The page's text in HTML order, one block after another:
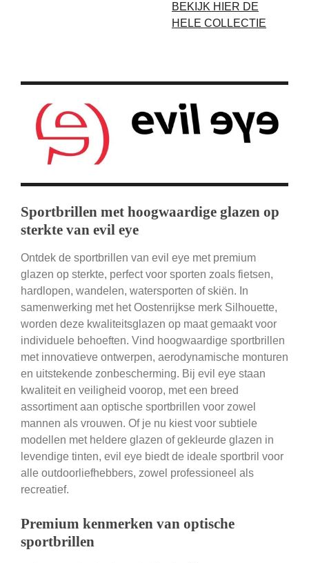
BEKIJK HIER DE
HELE COLLECTIE
Sportbrillen met hoogwaardige glazen op
sterkte van evil eye
Ontdek de sportbrillen van evil eye met premium
glazen op sterkte, perfect voor sporten zoals fietsen,
hardlopen, wandelen, watersporten of skiën. In
samenwerking met het Oostenrijkse merk Silhouette,
worden deze kwaliteitsglazen op maat gemaakt voor
individuele behoeften. Vind hoogwaardige sportbrillen
met innovatieve ontwerpen, aerodynamische monturen
en uitstekende zonbescherming. Bij evil eye staan
kwaliteit en veiligheid voorop, met een breed
assortiment aan optische sportbrillen voor zowel
mannen als vrouwen. Of je nu kiest voor subtiele
modellen met heldere glazen of gekleurde glazen in
levendige tinten, evil eye biedt de ideale sportbril voor
alle outdoorliefhebbers, zowel professioneel als
recreatief.
Premium kenmerken van optische
sportbrillen